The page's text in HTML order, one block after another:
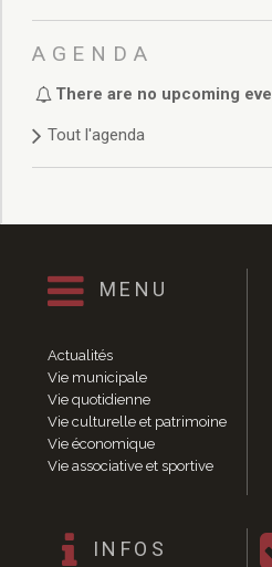
Délibérations 2022
Délibérations 2021
Délibérations 2020
Délibérations 2019
Délibérations 2018
Délibérations 2014
Délibérations 2013
Délibérations 2011
Délibérations 2010
Délibérations 2009
Délibérations 2008
Agenda réunions
Marchés publics
Vie quotidienne
AGENDA
There are no upcoming
Tout l'agenda
MENU
Actualités
Vie municipale
Vie quotidienne
Vie culturelle et patrimoine
Vie économique
Vie associative et sportive
INFOS